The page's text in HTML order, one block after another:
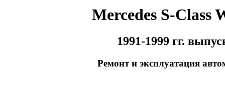
Mercedes S-Class
1991-1999 гг.
Ремонт и эксплуатация